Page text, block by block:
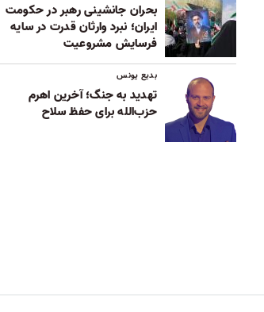
بحران جانشینی رهبر در حکومت
ایران؛ نبرد وارثان قدرت در سایه
فرسایش مشروعیت
بدیع یونس
تهدید به جنگ؛ آخرین اهرم
حزب‌الله برای حفظ سلاح